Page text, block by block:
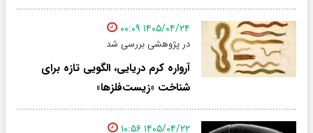
۱۴۰۵/۰۴/۲۴ ۰۰:۰۹
در پژوهشی بررسی شد
آرواره کرم دریایی، الگویی تازه برای
شناخت «زیست‌فلزها»
۱۴۰۵/۰۴/۲۲ ۱۰:۵۶